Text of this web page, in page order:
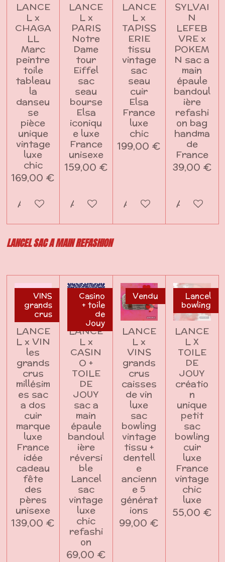
LANCE
L x
CHAGA
LL
Marc
peintre
toile
tableau
la
danseu
se
pièce
unique
vintage
luxe
chic
169,00 €
Ajouter au panier
LANCE
L x
PARIS
Notre
Dame
tour
Eiffel
sac
seau
bourse
Elsa
iconiqu
e luxe
France
unisexe
159,00 €
Ajouter au panier
LANCE
L x
TAPISS
ERIE
tissu
vintage
sac
seau
cuir
Elsa
France
luxe
chic
199,00 €
Ajouter au panier
SYLVAI
N
LEFEB
VRE x
POKEM
N sac a
main
épaule
bandoul
ière
refashi
on bag
handma
de
France
39,00 €
Ajouter
LANCEL SAC A MAIN REFASHION
VINS
grands
crus
LANCE
L x VIN
les
grands
crus
millésim
es sac
a dos
cuir
marque
luxe
France
idée
cadeau
fête
des
pères
unisexe
139,00 €
Casino
+ toile
de
Jouy
LANCE
L x
CASIN
O +
TOILE
DE
JOUY
sac a
main
épaule
bandoul
ière
réversi
ble
Lancel
sac
vintage
luxe
chic
refashi
on
69,00 €
Vendu
LANCE
L x
VINS
grands
crus
caisses
de vin
luxe
sac
bowling
vintage
tissu +
dentell
e
ancienn
e 5
générat
ions
99,00 €
Lancel
bowling
LANCE
L X
TOILE
DE
JOUY
créatio
n
unique
petit
sac
bowling
cuir
luxe
France
vintage
chic
luxe
55,00 €